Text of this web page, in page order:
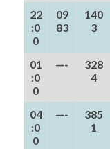
22
:0
0
09
83
140
3
01
:0
0
—-
328
4
04
:0
0
—-
385
1